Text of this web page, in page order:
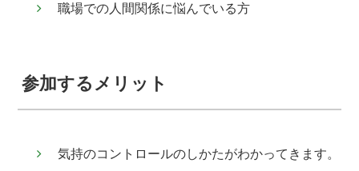
職場での人間関係に悩んでいる方
参加するメリット
気持のコントロールのしかたがわかってきます。